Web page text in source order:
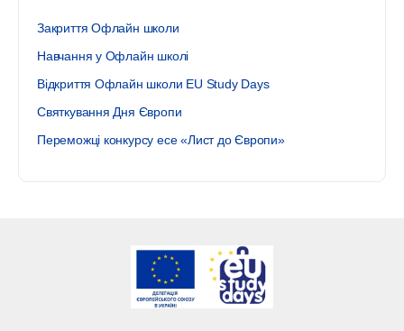
Закриття Офлайн школи
Навчання у Офлайн школі
Відкриття Офлайн школи EU Study Days
Святкування Дня Європи
Переможці конкурсу есе «Лист до Європи»